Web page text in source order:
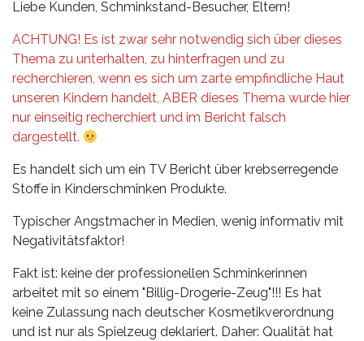
Über
uns
Fotos,
Events
Referenzen
Blog
Jobs
Partner/Links
Liebe Kunden, Schminkstand-Besucher, Eltern!
ACHTUNG! Es ist zwar sehr notwendig sich über dieses
Thema zu unterhalten, zu hinterfragen und zu
recherchieren, wenn es sich um zarte empfindliche Haut
unseren Kindern handelt, ABER dieses Thema wurde hier
nur einseitig recherchiert und im Bericht falsch
dargestellt.
Es handelt sich um ein TV Bericht über krebserregende
Stoffe in Kinderschminken Produkte.
Typischer Angstmacher in Medien, wenig informativ mit
Negativitätsfaktor!
Fakt ist: keine der professionellen Schminkerinnen
arbeitet mit so einem "Billig-Drogerie-Zeug"!!! Es hat
keine Zulassung nach deutscher Kosmetikverordnung
und ist nur als Spielzeug deklariert. Daher: Qualität hat